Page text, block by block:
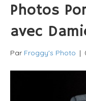
Photos
avec
Par Froggy's Photo |